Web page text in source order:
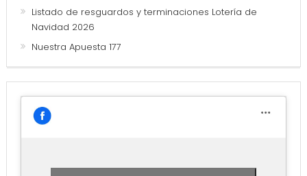
Listado de resguardos y terminaciones Lotería de
Navidad 2026
Nuestra Apuesta 177